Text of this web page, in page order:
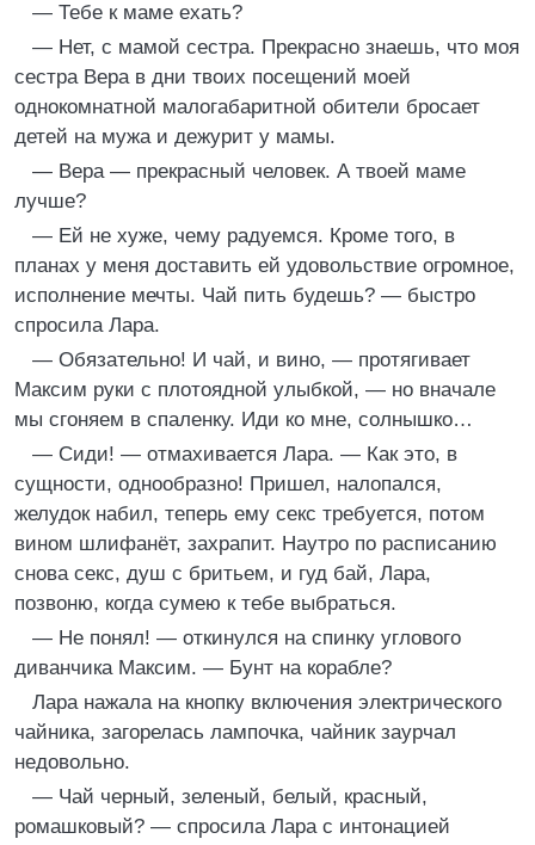
— Тебе к маме ехать?
— Нет, с мамой сестра. Прекрасно знаешь, что моя
сестра Вера в дни твоих посещений моей
однокомнатной малогабаритной обители бросает
детей на мужа и дежурит у мамы.
— Вера — прекрасный человек. А твоей маме
лучше?
— Ей не хуже, чему радуемся. Кроме того, в
планах у меня доставить ей удовольствие огромное,
исполнение мечты. Чай пить будешь? — быстро
спросила Лара.
— Обязательно! И чай, и вино, — протягивает
Максим руки с плотоядной улыбкой, — но вначале
мы сгоняем в спаленку. Иди ко мне, солнышко…
— Сиди! — отмахивается Лара. — Как это, в
сущности, однообразно! Пришел, налопался,
желудок набил, теперь ему секс требуется, потом
вином шлифанёт, захрапит. Наутро по расписанию
снова секс, душ с бритьем, и гуд бай, Лара,
позвоню, когда сумею к тебе выбраться.
— Не понял! — откинулся на спинку углового
диванчика Максим. — Бунт на корабле?
Лара нажала на кнопку включения электрического
чайника, загорелась лампочка, чайник заурчал
недовольно.
— Чай черный, зеленый, белый, красный,
ромашковый? — спросила Лара с интонацией